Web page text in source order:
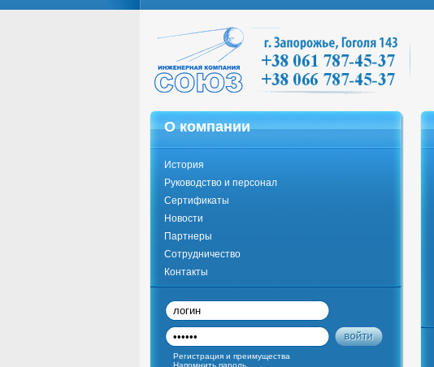
О компании
История
Руководство и персонал
Сертификаты
Новости
Партнеры
Сотрудничество
Контакты
Регистрация и преимущества
Напомнить пароль